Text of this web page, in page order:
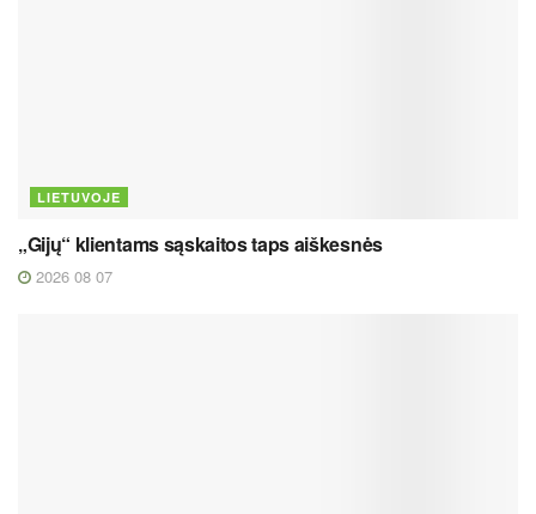
LIETUVOJE
„Gijų“ klientams sąskaitos taps aiškesnės
2026 08 07